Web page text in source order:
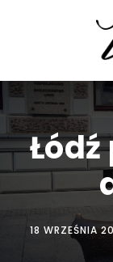
18 WRZEŚNIA